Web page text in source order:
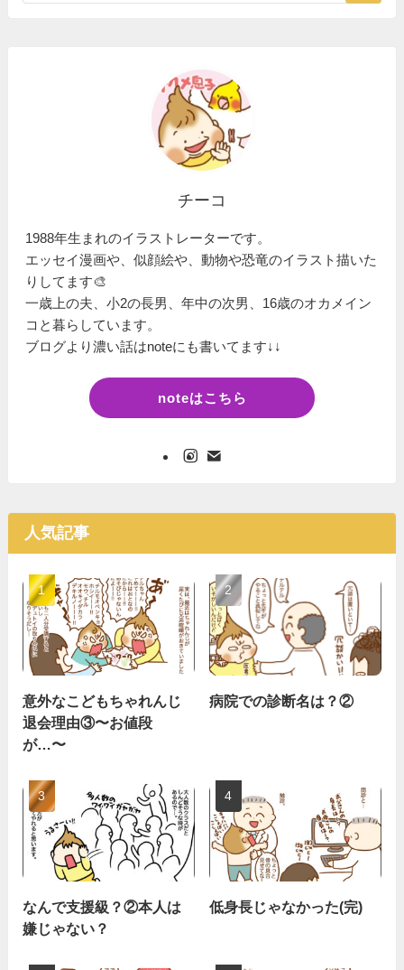
チーコ
1988年生まれのイラストレーターです。
エッセイ漫画や、似顔絵や、動物や恐竜のイラスト描いた
りしてます🎨
一歳上の夫、小2の長男、年中の次男、16歳のオカメイン
コと暮らしています。
ブログより濃い話はnoteにも書いてます↓↓
noteはこちら
人気記事
意外なこどもちゃれんじ
退会理由③〜お値段
が…〜
病院での診断名は？②
なんで支援級？②本人は
嫌じゃない？
低身長じゃなかった(完)